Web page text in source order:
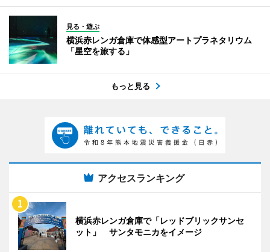
見る・遊ぶ
横浜赤レンガ倉庫で体感型アートプラネタリウム
「星空を旅する」
もっと見る
アクセスランキング
横浜赤レンガ倉庫で「レッドブリックサンセ
ット」 サンタモニカをイメージ